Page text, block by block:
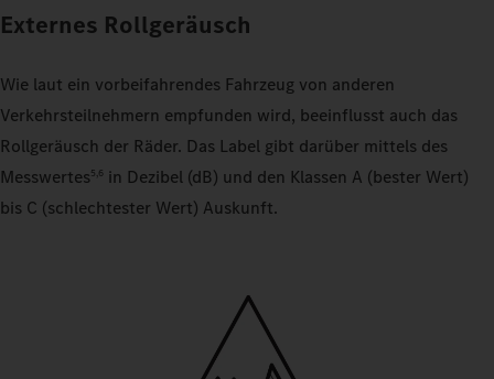
Externes Rollgeräusch
Wie laut ein vorbeifahrendes Fahrzeug von anderen
Verkehrsteilnehmern empfunden wird, beeinflusst auch das
Rollgeräusch der Räder. Das Label gibt darüber mittels des
Messwertes5,6 in Dezibel (dB) und den Klassen A (bester Wert)
bis C (schlechtester Wert) Auskunft.